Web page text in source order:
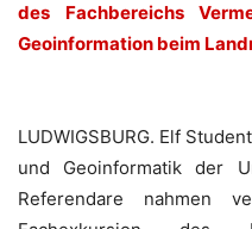
des Fachbereichs
Geoinformation beim
LUDWIGSBURG. Elf
und Geoinformatik der
Referendare nahmen